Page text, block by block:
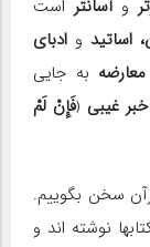
وآسان‎تر
است
اساتید و ادبای
معارضه به جایی
غیبی ﴿فَإِنْ لَمْ
سخن بگوییم.
کتاب‎ها نوشته اند و